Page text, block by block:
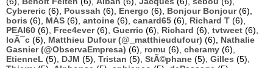
Cybereric (6), Poussah (6), Energo (6), Bonjour Bonjour(6),
boris (6), MAS (6), antoine (6), canard65 (6), Richard T (6),
PEAI60 (6), Free4ever(6), Guerric (6), Richard (6), tvtweet (6),
loÃ¯c (6), Matthieu Dufour (@_matthieudufour) (6), Nathalie
Gasnier (@ObservaEmpresa) (6), romu (6), cheramy (6),
EtienneL (5), DJM (5), Tristan (5), StÃ©phane (5), Gilles (5),